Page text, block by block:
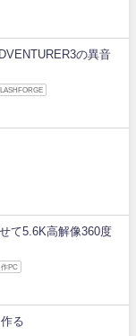
の異音
て5.6K高解像360度
作PC
る